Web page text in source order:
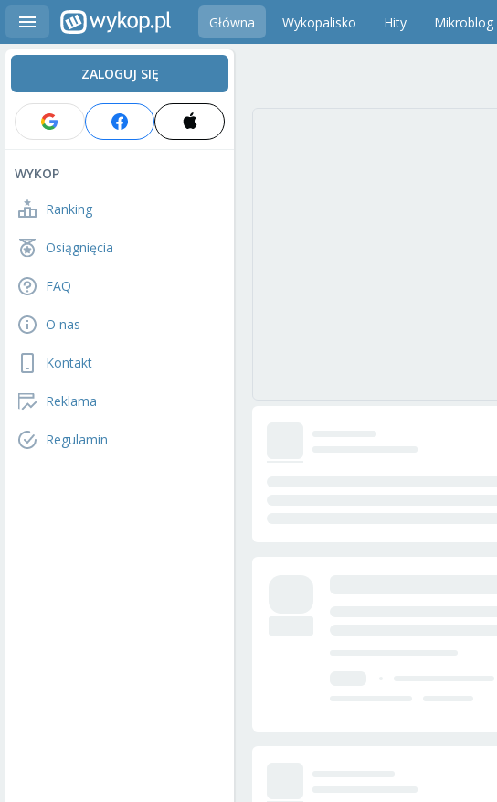
Główna Wykopalisko Hity Mikroblog
ZALOGUJ SIĘ
WYKOP
Ranking
Osiągnięcia
FAQ
O nas
Kontakt
Reklama
Regulamin